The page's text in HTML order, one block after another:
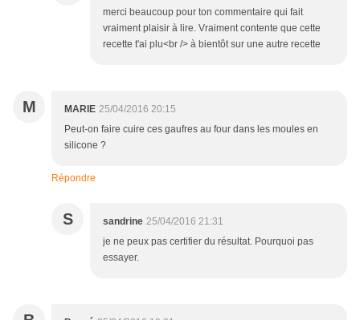
merci beaucoup pour ton commentaire qui fait
vraiment plaisir à lire. Vraiment contente que cette
recette t'ai plu<br /> à bientôt sur une autre recette
M MARIE 25/04/2016 20:15
Peut-on faire cuire ces gaufres au four dans les moules en
silicone ?
Répondre
S sandrine 25/04/2016 21:31
je ne peux pas certifier du résultat. Pourquoi pas
essayer.